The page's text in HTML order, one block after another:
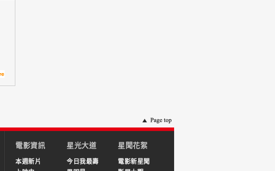
電影資訊
本週新片
星光大道
今日我最壽
星聞花絮
電影新星聞